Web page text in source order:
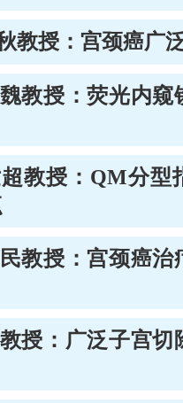
教授：宫颈癌广
教授：荧光内
教授：QM分型
教授：宫颈癌
授：广泛子宫